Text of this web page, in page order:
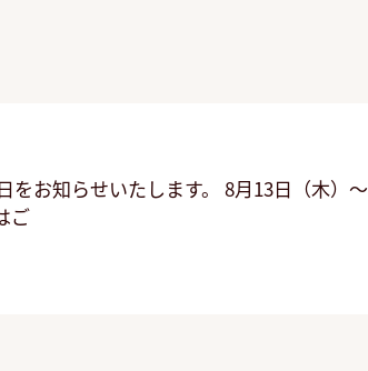
お知らせいたします。 8月13日（木）
ご